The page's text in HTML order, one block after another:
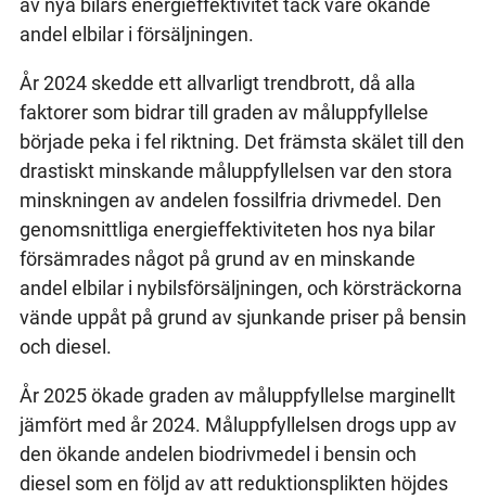
av nya bilars energieffektivitet tack vare ökande
andel elbilar i försäljningen.
År 2024 skedde ett allvarligt trendbrott, då alla
faktorer som bidrar till graden av måluppfyllelse
började peka i fel riktning. Det främsta skälet till den
drastiskt minskande måluppfyllelsen var den stora
minskningen av andelen fossilfria drivmedel. Den
genomsnittliga energieffektiviteten hos nya bilar
försämrades något på grund av en minskande
andel elbilar i nybilsförsäljningen, och körsträckorna
vände uppåt på grund av sjunkande priser på bensin
och diesel.
År 2025 ökade graden av måluppfyllelse marginellt
jämfört med år 2024. Måluppfyllelsen drogs upp av
den ökande andelen biodrivmedel i bensin och
diesel som en följd av att reduktionsplikten höjdes